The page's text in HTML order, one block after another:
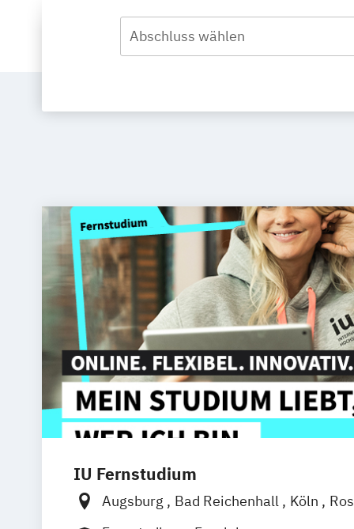
Abschluss wählen
IU Fernstudium
Augsburg Bad Reichenhall Köln
Kiel
Frankfurt am Main